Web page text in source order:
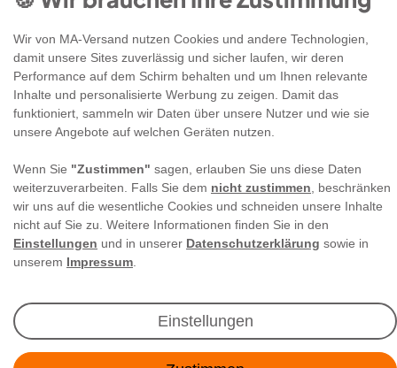
Wir von MA-Versand nutzen Cookies und andere Technologien,
damit unsere Sites zuverlässig und sicher laufen, wir deren
Performance auf dem Schirm behalten und um Ihnen relevante
Inhalte und personalisierte Werbung zu zeigen. Damit das
funktioniert, sammeln wir Daten über unsere Nutzer und wie sie
unsere Angebote auf welchen Geräten nutzen.
Wenn Sie "Zustimmen" sagen, erlauben Sie uns diese Daten
weiterzuverarbeiten. Falls Sie dem nicht zustimmen , beschränken
wir uns auf die wesentliche Cookies und schneiden unsere Inhalte
nicht auf Sie zu. Weitere Informationen finden Sie in den
Einstellungen und in unserer Datenschutzerklärung sowie in
unserem Impressum
Einstellungen
Newsletter Anmeldung
Angebote & Rabatte per E-Mail erhalten - Geld
sparen war noch nie so einfach!
E-MAIL **
Abonnieren